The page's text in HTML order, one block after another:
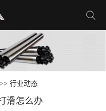
>> 行业动态
滑怎么办